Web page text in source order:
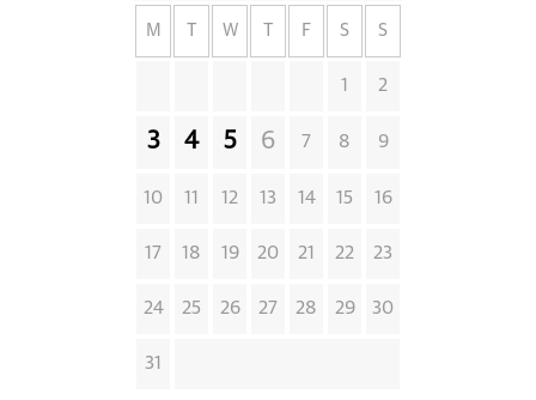
M W F S S
1 2
3 4 5 6 7 8 9
10 11 12 13 14 15 16
17 18 19 20 21 22 23
24 25 26 27 28 29 30
31